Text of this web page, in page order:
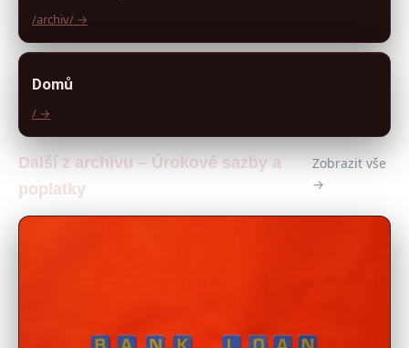
/archiv/ →
Domů
/ →
Další z archivu – Úrokové sazby a
poplatky
Zobrazit vše
→